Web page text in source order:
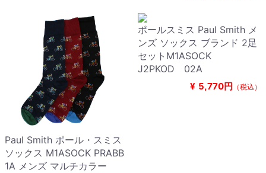
Paul Smith ポール・スミス
ソックス M1ASOCK PRABB
1A メンズ マルチカラー
ポールスミス Paul Smith メ
ンズ ソックス ブランド 2足
セットM1ASOCK
J2PKOD 02A
¥ 5,770円 （税込）